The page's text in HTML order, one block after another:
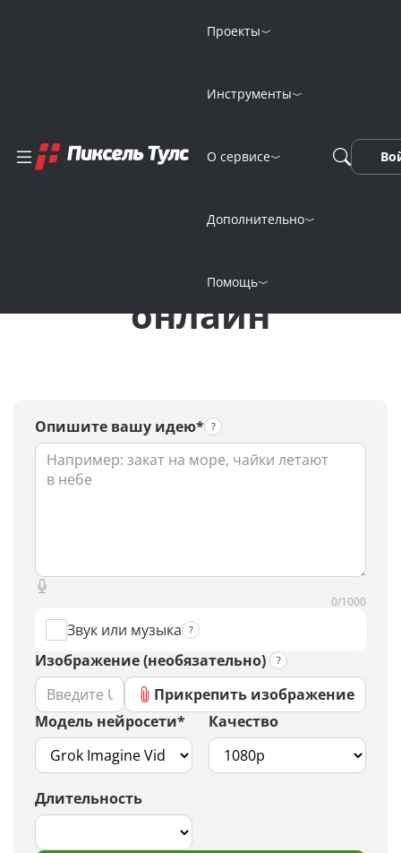
Проекты
Инструменты
О сервисе
Дополнительно
Помощь
Новогоднее видео-
поздравление от
знаменитостей
нейросетью
онлайн
Опишите вашу идею*
0/1000
Звук или музыка
Изображение (необязательно)
Прикрепить изображение
Модель нейросети*
Качество
Длительность